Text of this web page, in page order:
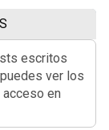
escritos
ver los
en